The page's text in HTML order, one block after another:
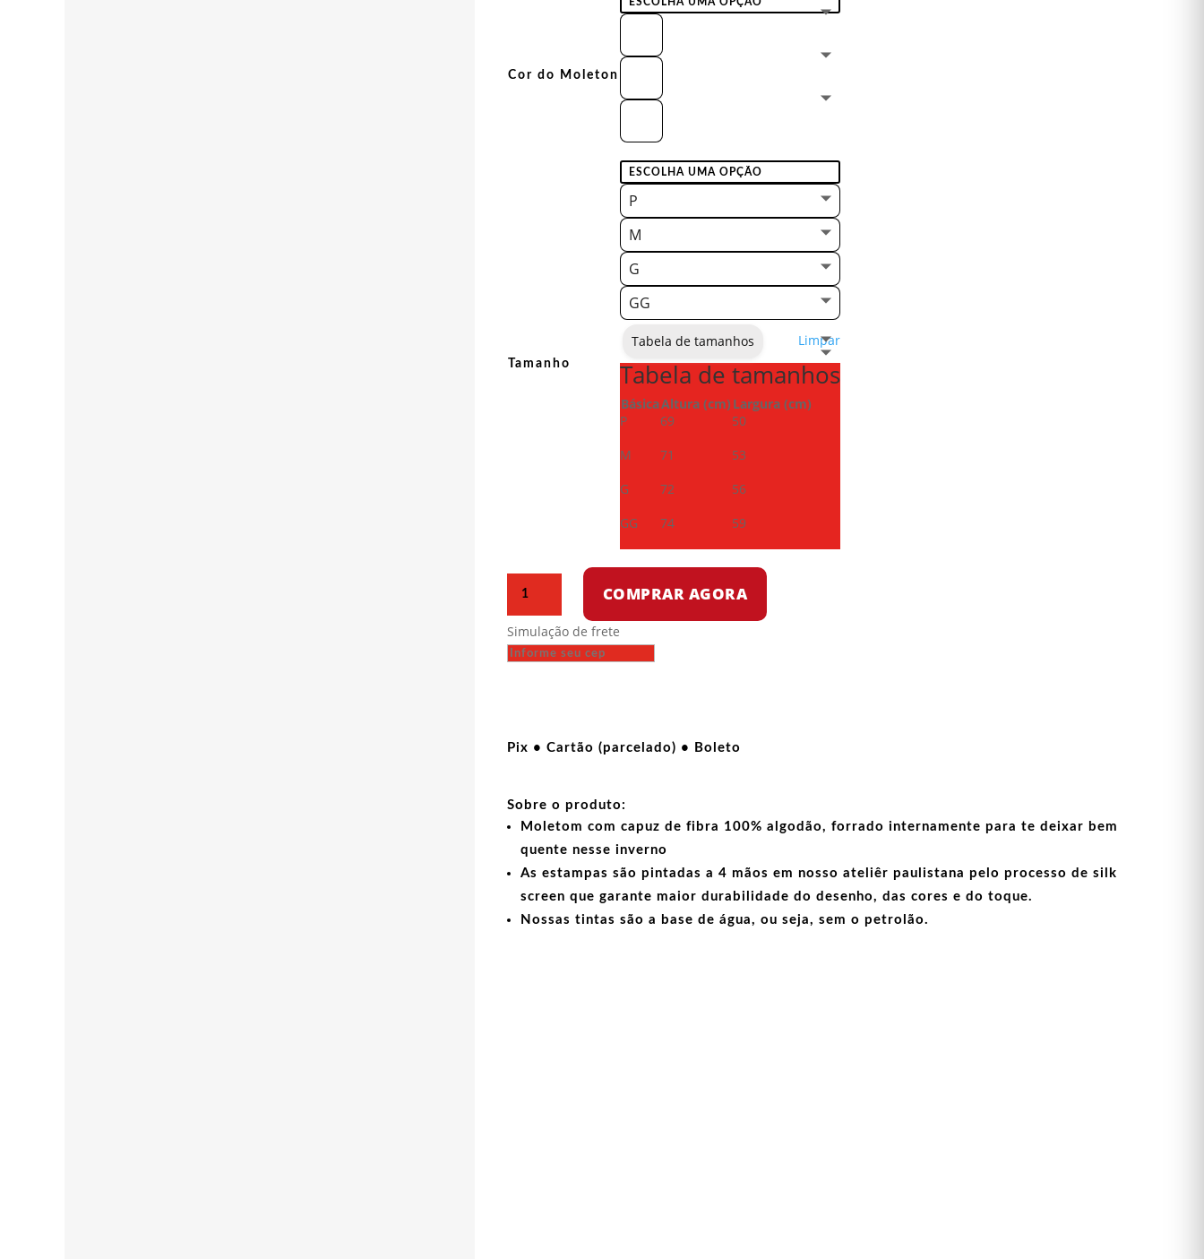
Cor do Moleton
Tamanho
P
M
G
GG
Limpar
Tabela de tamanhos
Tabela de tamanhos
BásicaAltura (cm) Largura (cm)
P
69
50
M
71
53
G
72
56
GG
74 59
-
We
quantidade
COMPRAR AGORA
Simulação de frete
Pix • Cartão (parcelado) • Boleto
Sobre o produto:
Moletom com capuz de fibra 100% algodão, forrado internamente para te deixar bem
quente nesse inverno
As estampas são pintadas a 4 mãos em nosso ateliêr paulistana pelo processo de silk
screen que garante maior durabilidade do desenho, das cores e do toque.
Nossas tintas são a base de água, ou seja, sem o petrolão.